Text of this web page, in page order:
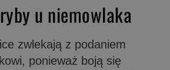
u niemowlaka
zwlekają z podaniem
ponieważ boją się